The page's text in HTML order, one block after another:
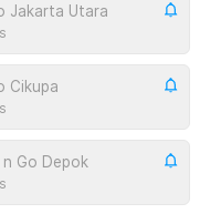
Jakarta Utara
Cikupa
n Go Depok